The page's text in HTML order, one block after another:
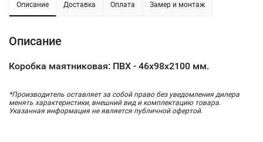
Описание Доставка Оплата Замер и монтаж
Описание
Коробка маятниковая: ПВХ - 46х98х2100 мм.
*Производитель оставляет за собой право без уведомления дилера
менять характеристики, внешний вид и комплектацию товара.
Указанная информация не является публичной офертой.